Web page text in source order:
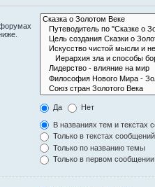
Да Нет
В названиях тем и текстах
Только в текстах сообщений
Только по названию темы
Только в первом